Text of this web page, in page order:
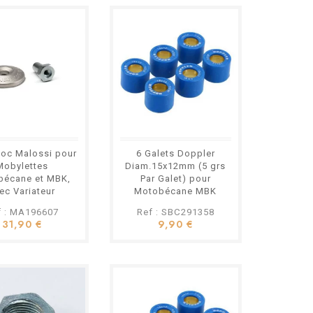
Masselottes et
Embrayage
Allégés
119,80 €
: Peugeot 103 /
à variateur
préparé ou
: Prêt à
Malossi pour
et MBK,
Variateur
: MA196607
31,90 €
6 Galets Doppler
Diam.15x12mm (5 grs
Par Galet) pour
Motobécane MBK
Ref : SBC291358
9,90 €